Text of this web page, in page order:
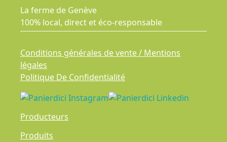
La ferme de Genève
100% local, direct et éco-responsable
Conditions générales de vente / Mentions
légales
Politique De Confidentialité
Producteurs
Produits